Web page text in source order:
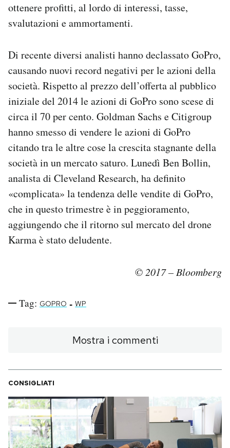
ottenere profitti, al lordo di interessi, tasse,
svalutazioni e ammortamenti.
Di recente diversi analisti hanno declassato GoPro,
causando nuovi record negativi per le azioni della
società. Rispetto al prezzo dell’offerta al pubblico
iniziale del 2014 le azioni di GoPro sono scese di
circa il 70 per cento. Goldman Sachs e Citigroup
hanno smesso di vendere le azioni di GoPro
citando tra le altre cose la crescita stagnante della
società in un mercato saturo. Lunedì Ben Bollin,
analista di Cleveland Research, ha definito
«complicata» la tendenza delle vendite di GoPro,
che in questo trimestre è in peggioramento,
aggiungendo che il ritorno sul mercato del drone
Karma è stato deludente.
© 2017 – Bloomberg
Tag: GOPRO - WP
Mostra i commenti
CONSIGLIATI